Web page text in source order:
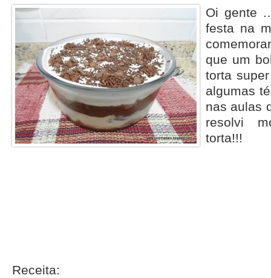
Oi gente
festa na
que um
torta
algumas
nas aulas
resolvi
torta!!!
Receita: